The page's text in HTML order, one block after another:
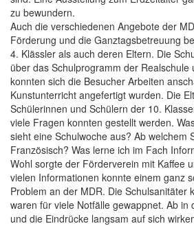
zu bewundern.
Auch die verschiedenen Angebote der
Förderung und die Ganztagsbetreuung
4. Klässler als auch deren Eltern. Die
über das Schulprogramm der Realschule
konnten sich die Besucher Arbeiten
Kunstunterricht angefertigt wurden. Die
Schülerinnen und Schülern der 10.
viele Fragen konnten gestellt werden.
sieht eine Schulwoche aus? Ab welchem
Französisch? Was lerne ich im Fach
Wohl sorgte der Förderverein mit Kaffee
vielen Informationen konnte einem ganz
Problem an der MDR. Die Schulsanitäter
waren für viele Notfälle gewappnet. Ab in
und die Eindrücke langsam auf sich